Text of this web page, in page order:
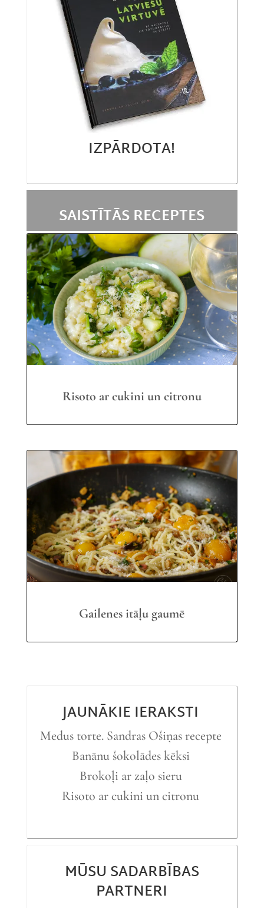
IZPĀRDOTA!
SAISTĪTĀS RECEPTES
Risoto ar cukini un citronu
Gailenes itāļu gaumē
JAUNĀKIE IERAKSTI
Medus torte. Sandras Ošiņas recepte
Banānu šokolādes kēksi
Brokoļi ar zaļo sieru
Risoto ar cukini un citronu
MŪSU SADARBĪBAS
PARTNERI